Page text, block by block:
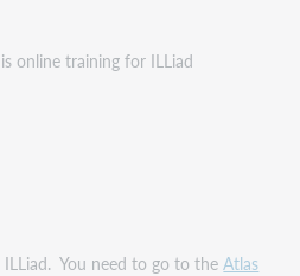
online training for ILLiad
ILLiad. You need to go to theAtlas